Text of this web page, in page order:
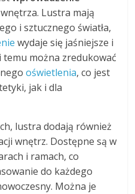
Lustra mają
i sztucznego światła,
wydaje się jaśniejsze i
można zredukować
oświetlenia, co jest
jak i dla
lustra dodają również
wnętrz. Dostępne są w
i ramach, co
do każdego
Można je